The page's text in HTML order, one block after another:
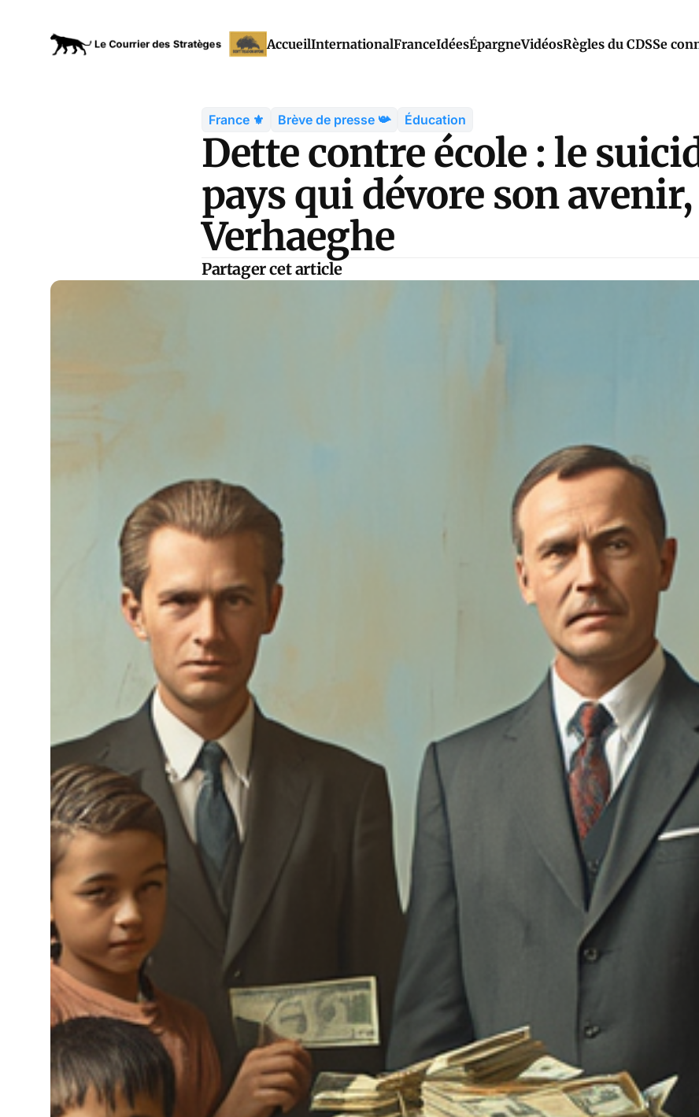
AccueilInternationalFranceIdéesÉpargneVidéosRègles du CDSSe
France ⚜️ Brève de presse 📯 Éducation
Dette contre école : le
pays qui dévore son
Verhaeghe
Partager cet article